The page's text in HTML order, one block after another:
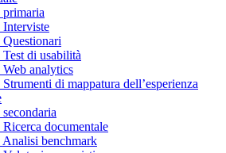
primaria
Interviste
Questionari
di usabilità
Web analytics
di mappatura dell’esperienza
documentale
Analisi benchmark